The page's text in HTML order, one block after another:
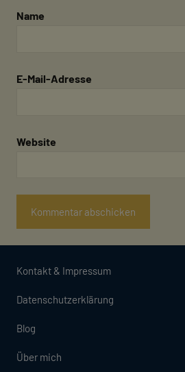
Name
E-Mail-Adresse
Website
Kontakt & Impressum
Datenschutzerklärung
Blog
Über mich